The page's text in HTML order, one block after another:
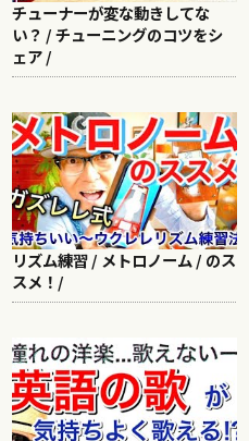
チューナーが変な動きしてな
い？ / チューニングのコツをシ
ェア /
リズム練習 / メトロノーム / のス
スメ！/